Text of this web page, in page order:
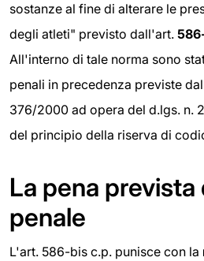
sostanze al fine di alterare le
degli atleti" previsto dall'art.
All'interno di tale norma sono
penali in precedenza previste
376/2000 ad opera del d.lgs. n.
del principio della riserva di
La pena
penale
L'art. 586-bis c.p. punisce con la